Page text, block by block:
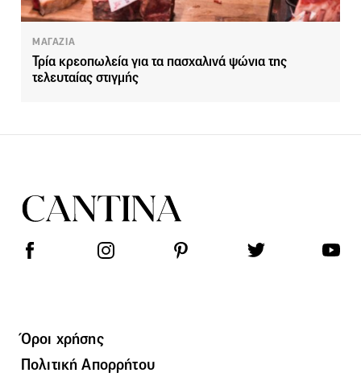
ΜΑΓΑΖΙΑ
Τρία κρεοπωλεία για τα πασχαλινά ψώνια της
τελευταίας στιγμής
Όροι χρήσης
Πολιτική Απορρήτου